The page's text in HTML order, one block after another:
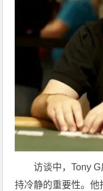
访谈中，Tony
持冷静的重要性。他